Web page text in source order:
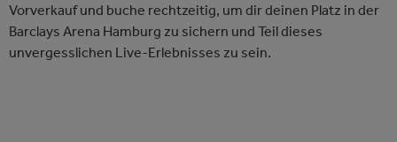
Vorverkauf und buche rechtzeitig, um dir deinen Platz in der
Barclays Arena Hamburg zu sichern und Teil dieses
unvergesslichen Live-Erlebnisses zu sein.